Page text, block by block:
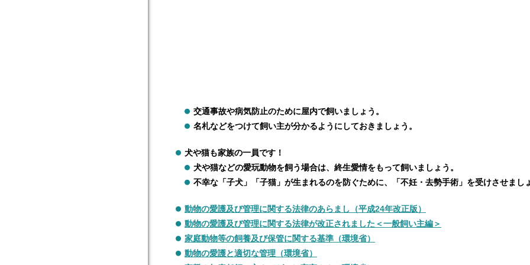
交通事故や病気防止のために屋内で飼いましょう。
名札などをつけて飼い主が分かるようにしておきましょう。
犬や猫も家族の一員です！
犬や猫などの愛玩動物を飼う場合は、終生愛情をもって飼いましょう。
不幸な「子犬」「子猫」が生まれるのを防ぐために、「不妊・去勢手術」を受けさせまし
動物の愛護及び管理に関する法律のあらまし（平成24年改正版）
動物の愛護及び管理に関する法律が改正されました＜一般飼い主編＞
家庭動物等の飼養及び保管に関する基準（環境省）
動物の愛護と適切な管理（環境省）